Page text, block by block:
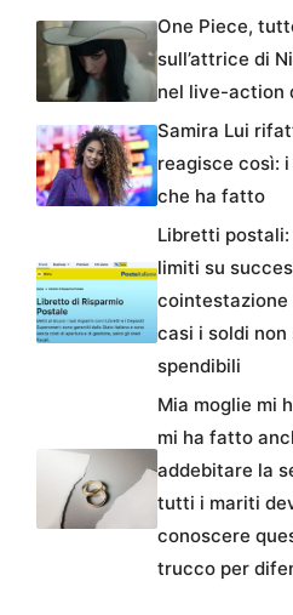
One Piece,
sull’attrice di
nel live-action
Samira Lui
reagisce così:
che ha fatto
Libretti
limiti su
cointestazione
casi i soldi non
spendibili
Mia moglie mi
mi ha fatto
addebitare la
tutti i mariti
conoscere
trucco per